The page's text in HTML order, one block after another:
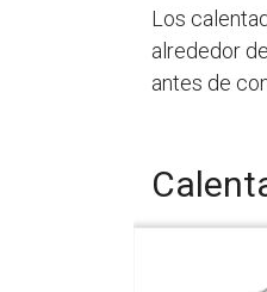
Los
alrededor
antes de